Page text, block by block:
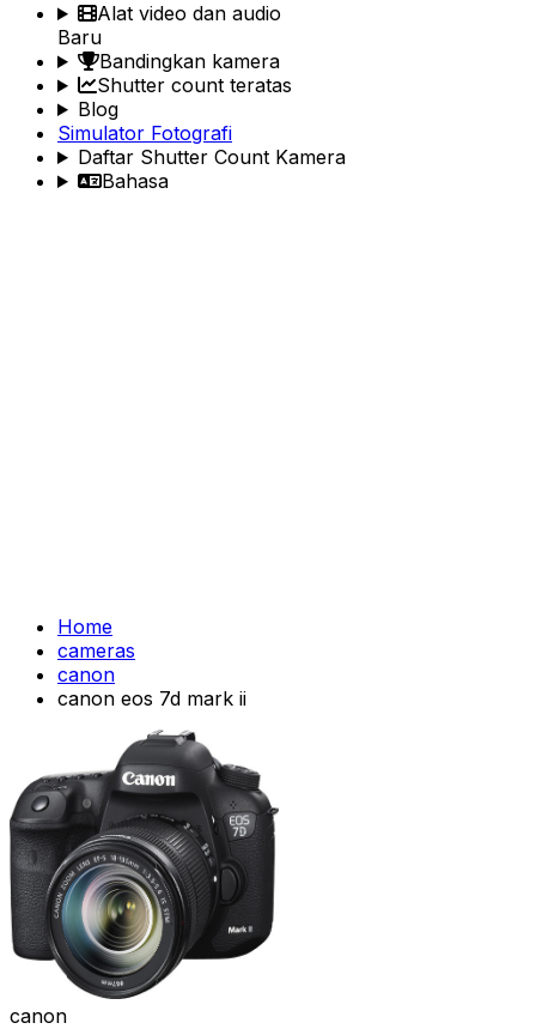
Alat video dan audio
Baru
Bandingkan kamera
Shutter count teratas
Blog
Simulator Fotografi
Daftar Shutter Count Kamera
Bahasa
Home
cameras
canon
canon eos 7d mark ii
canon